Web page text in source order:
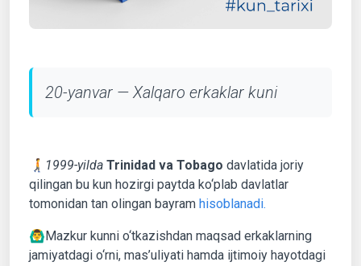
20-yanvar — Xalqaro erkaklar kuni
🚶‍➡️ 1999-yilda Trinidad va Tobago davlatida joriy
qilingan bu kun hozirgi paytda ko‘plab davlatlar
tomonidan tan olingan bayram hisoblanadi.
🙆‍♂️Mazkur kunni o‘tkazishdan maqsad erkaklarning
jamiyatdagi o‘rni, mas’uliyati hamda ijtimoiy hayotdagi